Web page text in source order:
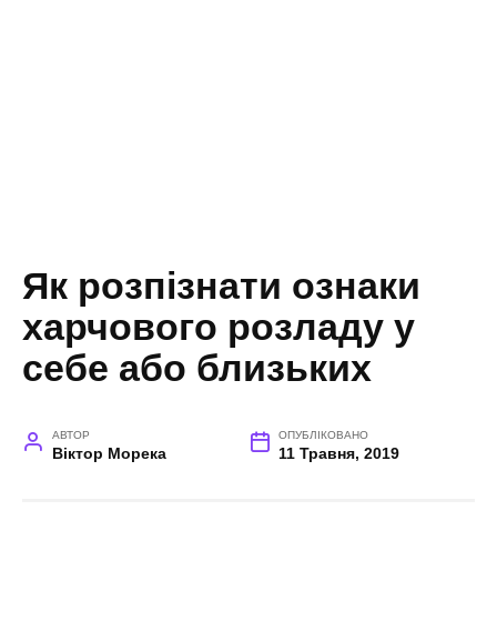
Як розпізнати ознаки
харчового розладу у
себе або близьких
АВТОР
Віктор Морека
ОПУБЛІКОВАНО
11 Травня, 2019